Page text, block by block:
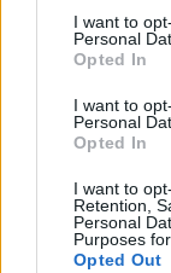
consent section.
I want to
Personal
Opted In
I want to
Personal
Opted In
I want to
Retention,
Personal
Purposes
Opted Out
Πυκνές
Τετάρτη στα
Μακεδονίας.
προβλέπονται: